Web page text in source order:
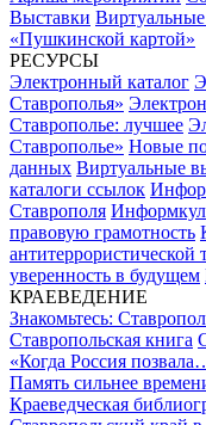
Выставки
«Пушкинской картой»
РЕСУРСЫ
Электронный каталог
Ставрополья»
Ставрополье: лучшее
Ставрополье» Новые
данных Виртуальные
каталоги ссылок
Ставрополя
правовую грамотность
антитеррористической
уверенность в будущем
КРАЕВЕДЕНИЕ
Знакомьтесь:
Ставропольская книга
«Когда Россия
Память сильнее
Краеведческая